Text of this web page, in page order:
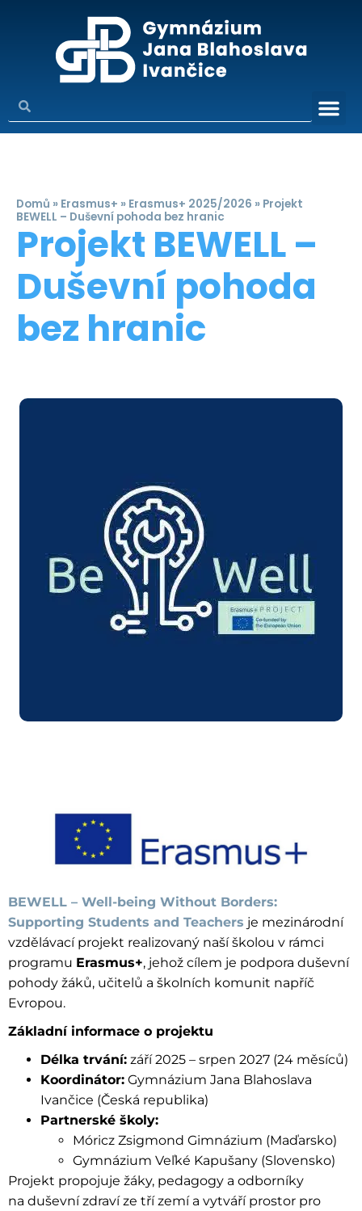
Domů » Erasmus+ » Erasmus+ 2025/2026 » Projekt
BEWELL – Duševní pohoda bez hranic
Projekt BEWELL –
Duševní pohoda
bez hranic
BEWELL – Well-being Without Borders:
Supporting Students and Teachers je mezinárodní
vzdělávací projekt realizovaný naší školou v rámci
programu Erasmus+, jehož cílem je podpora duševní
pohody žáků, učitelů a školních komunit napříč
Evropou.
Základní informace o projektu
Délka trvání: září 2025 – srpen 2027 (24 měsíců)
Koordinátor: Gymnázium Jana Blahoslava
Ivančice (Česká republika)
Partnerské školy:
Móricz Zsigmond Gimnázium (Maďarsko)
Gymnázium Veľké Kapušany (Slovensko)
Projekt propojuje žáky, pedagogy a odborníky
na duševní zdraví ze tří zemí a vytváří prostor pro